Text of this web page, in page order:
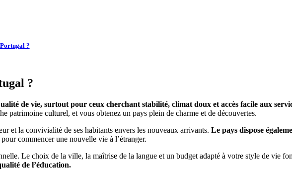
?
?
de vie, surtout pour ceux cherchant stabilité, climat doux et accès facile aux
patrimoine culturel, et vous obtenez un pays plein de charme et de découvertes.
et la convivialité de ses habitants envers les nouveaux arrivants. Le pays dispose
commencer une nouvelle vie à l’étranger.
Le choix de la ville, la maîtrise de la langue et un budget adapté à votre style de vie
de l’éducation.